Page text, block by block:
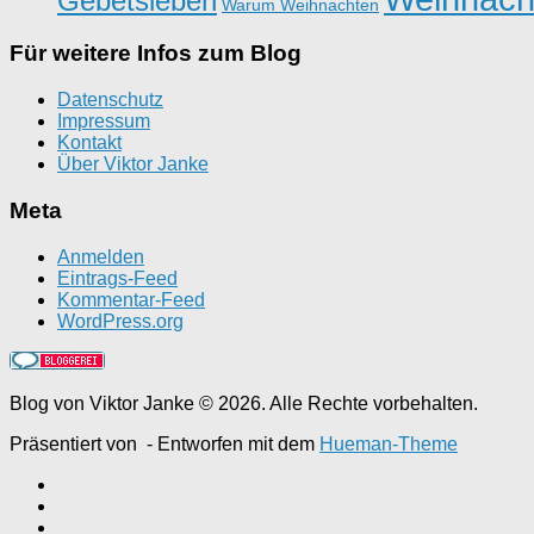
Warum Weihnachten
Für weitere Infos zum Blog
Datenschutz
Impressum
Kontakt
Über Viktor Janke
Meta
Anmelden
Eintrags-Feed
Kommentar-Feed
WordPress.org
Blog von Viktor Janke © 2026. Alle Rechte vorbehalten.
Präsentiert von - Entworfen mit dem Hueman-Theme